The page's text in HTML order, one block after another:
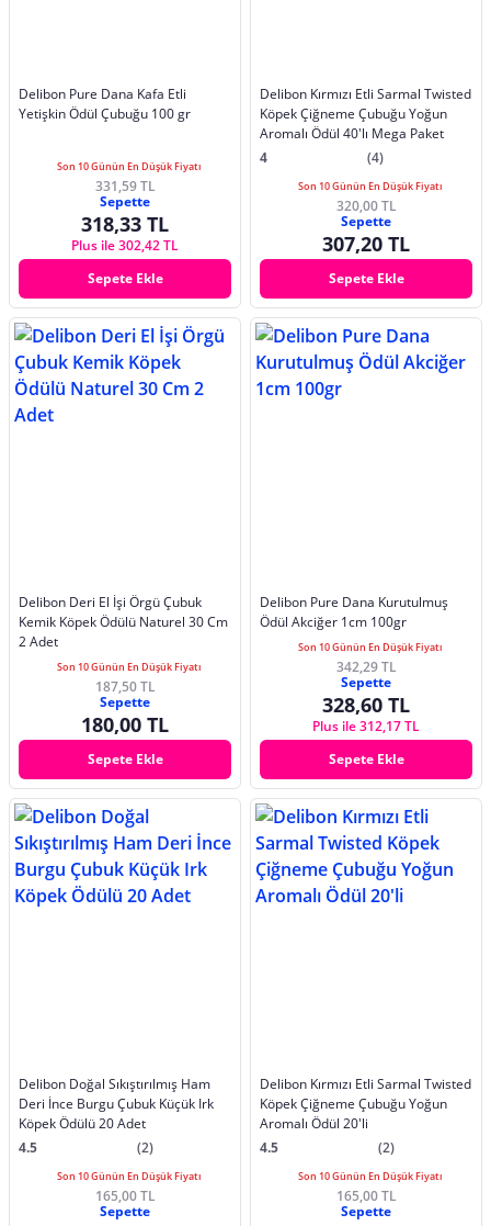
Delibon Pure Dana Kafa Etli
Yetişkin Ödül Çubuğu 100 gr
Son 10 Günün En Düşük Fiyatı
331,59 TL
Sepette
318,33 TL
Plus ile 302,42 TL
Sepete Ekle
Delibon Kırmızı Etli Sarmal Twisted
Köpek Çiğneme Çubuğu Yoğun
Aromalı Ödül 40'lı Mega Paket
4
(4)
Son 10 Günün En Düşük Fiyatı
320,00 TL
Sepette
307,20 TL
Sepete Ekle
Delibon Deri El İşi Örgü Çubuk
Kemik Köpek Ödülü Naturel 30 Cm
2 Adet
Son 10 Günün En Düşük Fiyatı
187,50 TL
Sepette
180,00 TL
Sepete Ekle
Delibon Pure Dana Kurutulmuş
Ödül Akciğer 1cm 100gr
Son 10 Günün En Düşük Fiyatı
342,29 TL
Sepette
328,60 TL
Plus ile 312,17 TL
Sepete Ekle
Delibon Doğal Sıkıştırılmış Ham
Deri İnce Burgu Çubuk Küçük Irk
Köpek Ödülü 20 Adet
4.5
(2)
Son 10 Günün En Düşük Fiyatı
165,00 TL
Sepette
Delibon Kırmızı Etli Sarmal Twisted
Köpek Çiğneme Çubuğu Yoğun
Aromalı Ödül 20'li
4.5
(2)
Son 10 Günün En Düşük Fiyatı
165,00 TL
Sepette